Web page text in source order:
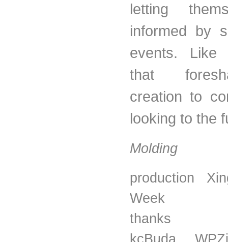
letting
informed by
events. Like
that
creation to
looking to the
Molding
production
Week
kcBuda,